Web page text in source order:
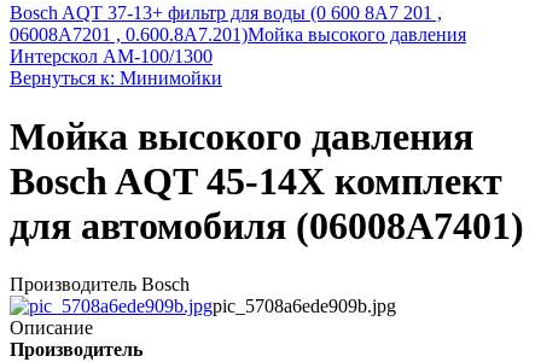
Bosch AQT 37-13+ фильтр для воды (0 600 8A7 201 ,
06008A7201 , 0.600.8A7.201)Мойка высокого давления
Интерскол АМ-100/1300
Вернуться к: Минимойки
Мойка высокого давления
Bosch AQT 45-14X комплект
для автомобиля (06008A7401)
Производитель Bosch
pic_5708a6ede909b.jpg
Описание
Производитель